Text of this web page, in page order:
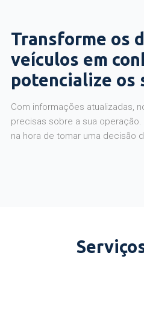
Transforme os
veículos em
potencialize os
Com informações atualizadas,
precisas sobre a sua
na hora de tomar uma decisão